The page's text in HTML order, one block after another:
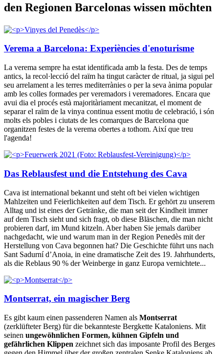
den Regionen Barcelonas wissen möchten
Verema a Barcelona: Experiències d'enoturisme
La verema sempre ha estat identificada amb la festa. Des de temps
antics, la recol·lecció del raïm ha tingut caràcter de ritual, ja sigui pel
seu arrelament a les terres mediterrànies o per la seva ànima popular
amb les colles formades per veremadors i veremadores. Encara que
avui dia el procés està majoritàriament mecanitzat, el moment de
separar el raïm de la vinya continua essent motiu de celebració, i són
molts els pobles i ciutats de les comarques de Barcelona que
organitzen festes de la verema obertes a tothom. Així que treu
l'agenda!
Das Reblausfest und die Entstehung des Cava
Cava ist international bekannt und steht oft bei vielen wichtigen
Mahlzeiten und Feierlichkeiten auf dem Tisch. Er gehört zu unserem
Alltag und ist eines der Getränke, die man seit der Kindheit immer
auf dem Tisch sieht und sich fragt, ob diese Bläschen, die man nicht
probieren darf, im Mund kitzeln. Aber haben Sie jemals darüber
nachgedacht, wie und warum man in der Region Penedès mit der
Herstellung von Cava begonnen hat? Die Geschichte führt uns nach
Sant Sadurní d’Anoia, in eine dramatische Zeit des 19. Jahrhunderts,
als die Reblaus 90 % der Weinberge in ganz Europa vernichtete...
Montserrat, ein magischer Berg
Es gibt kaum einen passenderen Namen als Montserrat
(zerklüfteter Berg) für die bekannteste Bergkette Kataloniens. Mit
seinen ungewöhnlichen Formen, kühnen Gipfeln und
gefährlichen Klippen zeichnet sich das imposante Profil des Berges